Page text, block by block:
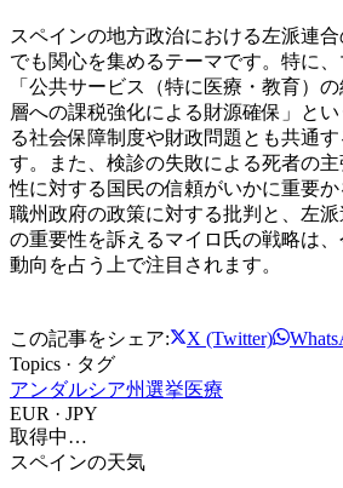
スペインの地方政治における左派連
でも関心を集めるテーマです。特に
「公共サービス（特に医療・教育）
層への課税強化による財源確保」と
る社会保障制度や財政問題とも共通
す。また、検診の失敗による死者の
性に対する国民の信頼がいかに重要
職州政府の政策に対する批判と、左派
の重要性を訴えるマイロ氏の戦略は
動向を占う上で注目されます。
この記事をシェア: X (Twitter)
Topics · タグ
アンダルシア州選挙医療
EUR · JPY
取得中…
スペインの天気